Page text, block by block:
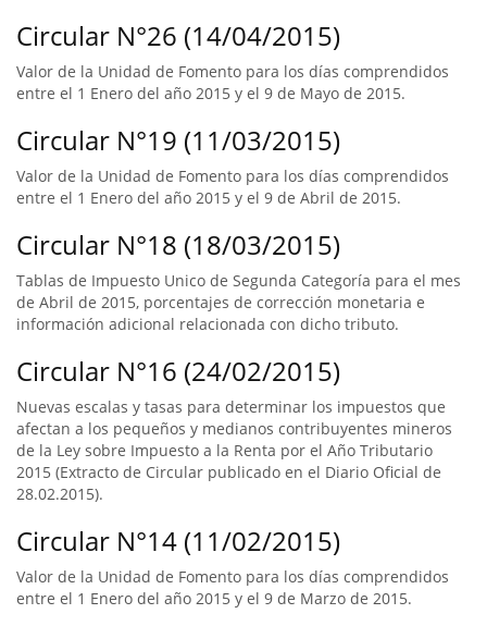
Circular N°26 (14/04/2015)
Valor de la Unidad de Fomento para los días comprendidos
entre el 1 Enero del año 2015 y el 9 de Mayo de 2015.
Circular N°19 (11/03/2015)
Valor de la Unidad de Fomento para los días comprendidos
entre el 1 Enero del año 2015 y el 9 de Abril de 2015.
Circular N°18 (18/03/2015)
Tablas de Impuesto Unico de Segunda Categoría para el mes
de Abril de 2015, porcentajes de corrección monetaria e
información adicional relacionada con dicho tributo.
Circular N°16 (24/02/2015)
Nuevas escalas y tasas para determinar los impuestos que
afectan a los pequeños y medianos contribuyentes mineros
de la Ley sobre Impuesto a la Renta por el Año Tributario
2015 (Extracto de Circular publicado en el Diario Oficial de
28.02.2015).
Circular N°14 (11/02/2015)
Valor de la Unidad de Fomento para los días comprendidos
entre el 1 Enero del año 2015 y el 9 de Marzo de 2015.